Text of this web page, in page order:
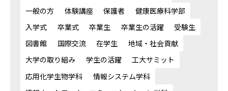
一般の方
体験講座 保護者
健康医療科学部
入学式
卒業式 卒業生 卒業生の活躍
受験生
図書館
国際交流 在学生
地域・社会貢献
大学の取り組み
学生の活躍
工大サミット
応用化学生物学科
情報システム学科